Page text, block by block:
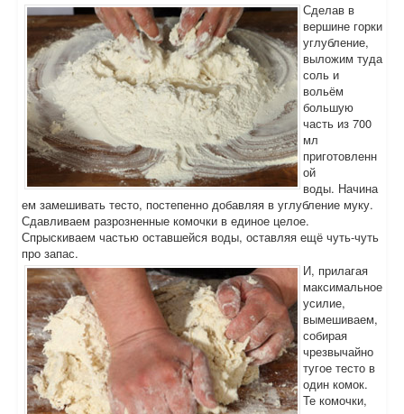
Сделав в
вершине горки
углубление,
выложим туда
соль и
вольём
большую
часть из 700
мл
приготовленн
ой
воды. Начина
ем замешивать тесто, постепенно добавляя в углубление муку.
Сдавливаем разрозненные комочки в единое целое.
Спрыскиваем частью оставшейся воды, оставляя ещё чуть-чуть
про запас.
И, прилагая
максимальное
усилие,
вымешиваем,
собирая
чрезвычайно
тугое тесто в
один комок.
Те комочки,